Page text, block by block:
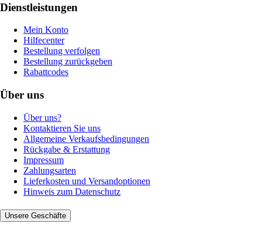
Dienstleistungen
Mein Konto
Hilfecenter
Bestellung verfolgen
Bestellung zurückgeben
Rabattcodes
Über uns
Über uns?
Kontaktieren Sie uns
Allgemeine Verkaufsbedingungen
Rückgabe & Erstattung
Impressum
Zahlungsarten
Lieferkosten und Versandoptionen
Hinweis zum Datenschutz
Unsere Geschäfte